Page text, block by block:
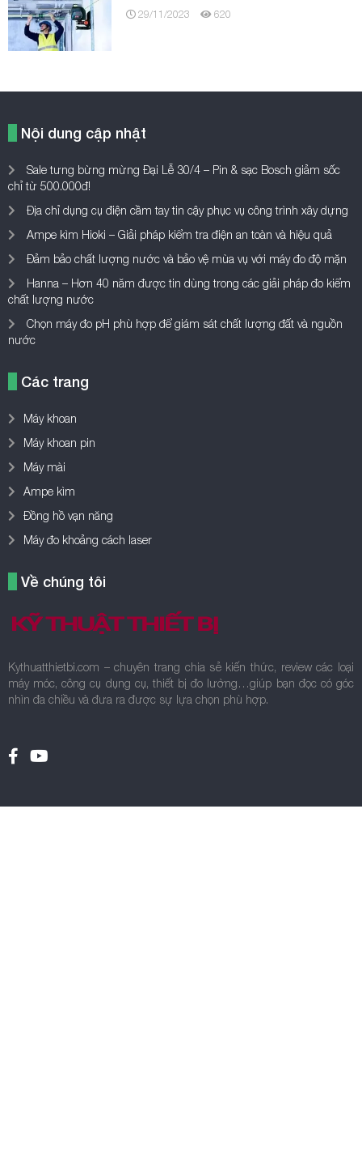
29/11/2023 620
Nội dung cập nhật
Sale tưng bừng mừng Đại Lễ 30/4 – Pin & sạc Bosch giảm sốc
chỉ từ 500.000đ!
Địa chỉ dụng cụ điện cầm tay tin cậy phục vụ công trình xây dựng
Ampe kìm Hioki – Giải pháp kiểm tra điện an toàn và hiệu quả
Đảm bảo chất lượng nước và bảo vệ mùa vụ với máy đo độ mặn
Hanna – Hơn 40 năm được tin dùng trong các giải pháp đo kiểm
chất lượng nước
Chọn máy đo pH phù hợp để giám sát chất lượng đất và nguồn
nước
Các trang
Máy khoan
Máy khoan pin
Máy mài
Ampe kìm
Đồng hồ vạn năng
Máy đo khoảng cách laser
Về chúng tôi
Kythuatthietbi.com – chuyên trang chia sẻ kiến thức, review các loại
máy móc, công cụ dụng cụ, thiết bị đo lường…giúp bạn đọc có góc
nhìn đa chiều và đưa ra được sự lựa chọn phù hợp.